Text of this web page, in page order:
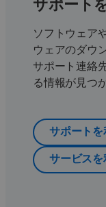
サポート
ソフトウェア
ウェアのダウ
サポート連絡
る情報が見つ
サポートを
サービスを